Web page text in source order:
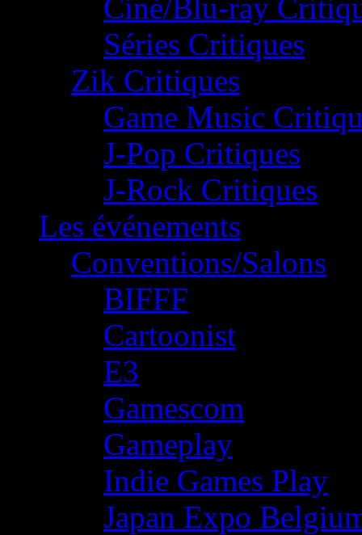
Ciné/Blu-ray
Séries Critiques
Zik Critiques
Game Music
J-Pop Critiques
J-Rock Critiques
Les événements
Conventions/Salons
BIFFF
Cartoonist
E3
Gamescom
Gameplay
Indie Games Play
Japan Expo